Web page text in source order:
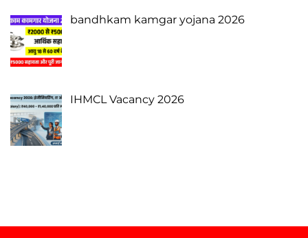
bandhkam kamgar yojana 2026
IHMCL Vacancy 2026